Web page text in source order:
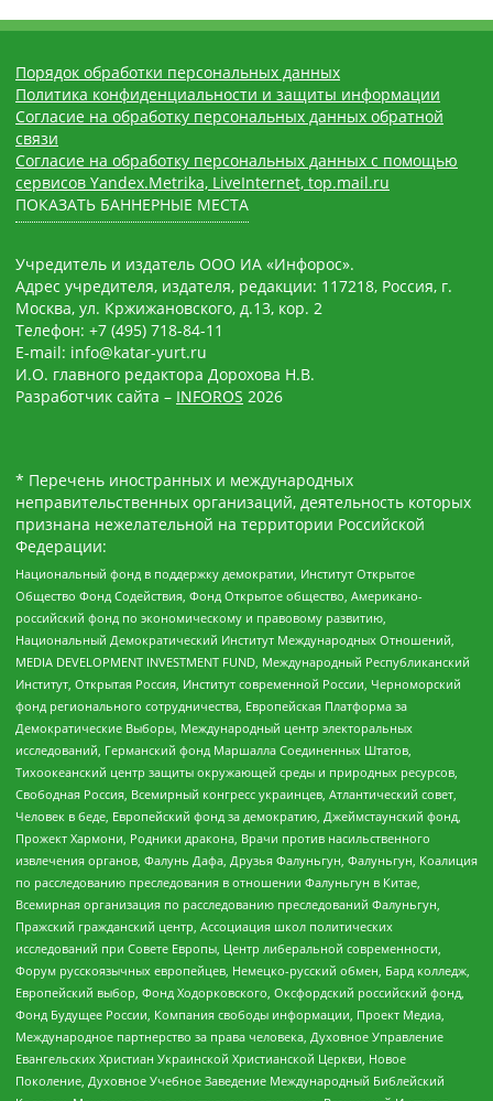
Порядок обработки персональных данных
Политика конфиденциальности и защиты информации
Согласие на обработку персональных данных обратной
связи
Согласие на обработку персональных данных с помощью
сервисов Yandex.Metrika, LiveInternet, top.mail.ru
ПОКАЗАТЬ БАННЕРНЫЕ МЕСТА
Учредитель и издатель ООО ИА «Инфорос».
Адрес учредителя, издателя, редакции: 117218, Россия, г.
Москва, ул. Кржижановского, д.13, кор. 2
Телефон: +7 (495) 718-84-11
E-mail: info@katar-yurt.ru
И.О. главного редактора Дорохова Н.В.
Разработчик сайта – INFOROS 2026
* Перечень иностранных и международных
неправительственных организаций, деятельность которых
признана нежелательной на территории Российской
Федерации:
Национальный фонд в поддержку демократии, Институт Открытое
Общество Фонд Содействия, Фонд Открытое общество, Американо-
российский фонд по экономическому и правовому развитию,
Национальный Демократический Институт Международных Отношений,
MEDIA DEVELOPMENT INVESTMENT FUND, Международный Республиканский
Институт, Открытая Россия, Институт современной России, Черноморский
фонд регионального сотрудничества, Европейская Платформа за
Демократические Выборы, Международный центр электоральных
исследований, Германский фонд Маршалла Соединенных Штатов,
Тихоокеанский центр защиты окружающей среды и природных ресурсов,
Свободная Россия, Всемирный конгресс украинцев, Атлантический совет,
Человек в беде, Европейский фонд за демократию, Джеймстаунский фонд,
Прожект Хармони, Родники дракона, Врачи против насильственного
извлечения органов, Фалунь Дафа, Друзья Фалуньгун, Фалуньгун, Коалиция
по расследованию преследования в отношении Фалуньгун в Китае,
Всемирная организация по расследованию преследований Фалуньгун,
Пражский гражданский центр, Ассоциация школ политических
исследований при Совете Европы, Центр либеральной современности,
Форум русскоязычных европейцев, Немецко-русский обмен, Бард колледж,
Европейский выбор, Фонд Ходорковского, Оксфордский российский фонд,
Фонд Будущее России, Компания свободы информации, Проект Медиа,
Международное партнерство за права человека, Духовное Управление
Евангельских Христиан Украинской Христианской Церкви, Новое
Поколение, Духовное Учебное Заведение Международный Библейский